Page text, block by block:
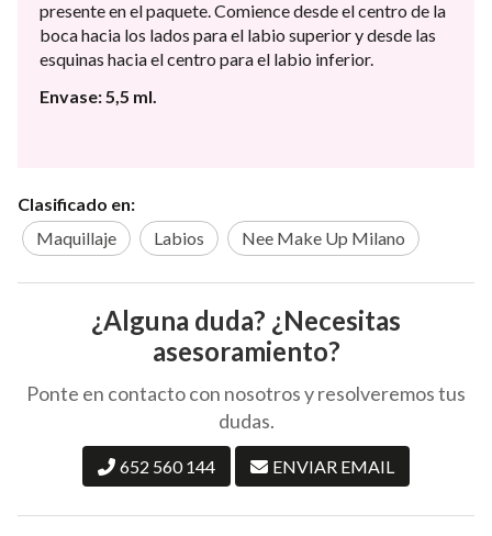
presente en el paquete. Comience desde el centro de la
boca hacia los lados para el labio superior y desde las
esquinas hacia el centro para el labio inferior.
Envase: 5,5 ml.
Clasificado en:
Maquillaje
Labios Nee Make Up Milano
¿Alguna duda? ¿Necesitas
asesoramiento?
Ponte en contacto con nosotros y resolveremos tus
dudas.
652 560 144 ENVIAR EMAIL